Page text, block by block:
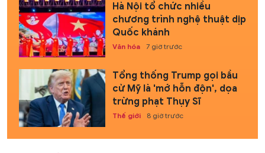
Hà Nội tổ chức nhiều
chương trình nghệ thuật dịp
Quốc khánh
Văn hóa 7 giờ trước
Tổng thống Trump gọi bầu
cử Mỹ là 'mớ hỗn độn', dọa
trừng phạt Thụy Sĩ
Thế giới 8 giờ trước